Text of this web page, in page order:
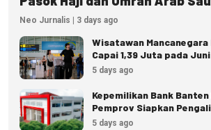
Neo Jurnalis | 3 days ago
Wisatawan Mancanegara
Capai 1,39 Juta pada
Terbanyak
5 days ago
Kepemilikan Bank
Pemprov Siapkan
Pemda
5 days ago